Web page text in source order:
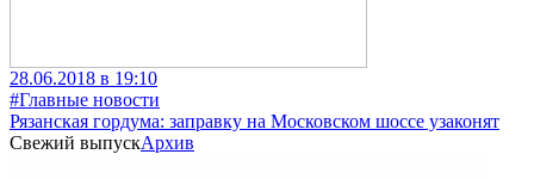
28.06.2018 в 19:10
#Главные новости
Рязанская гордума: заправку на Московском шоссе узаконят
Свежий выпускАрхив